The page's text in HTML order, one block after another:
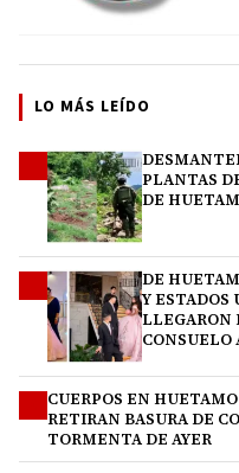
LO MÁS LEÍDO
PLANTAS
DE
DE
Y ESTADOS
LLEGARON
CUERPOS EN
RETIRAN BASURA DE
TORMENTA DE AYER